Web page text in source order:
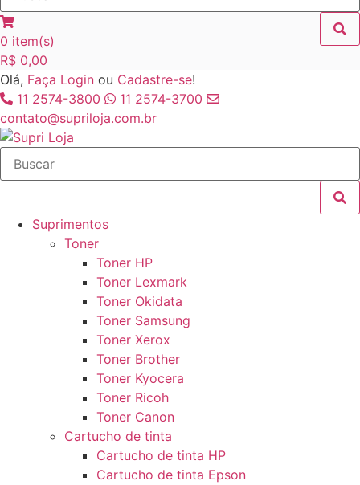
0 item(s)
R$ 0,00
Olá, Faça Login ou Cadastre-se!
11 2574-3800
11 2574-3700
contato@supriloja.com.br
Suprimentos
Toner
Toner HP
Toner Lexmark
Toner Okidata
Toner Samsung
Toner Xerox
Toner Brother
Toner Kyocera
Toner Ricoh
Toner Canon
Cartucho de tinta
Cartucho de tinta HP
Cartucho de tinta Epson